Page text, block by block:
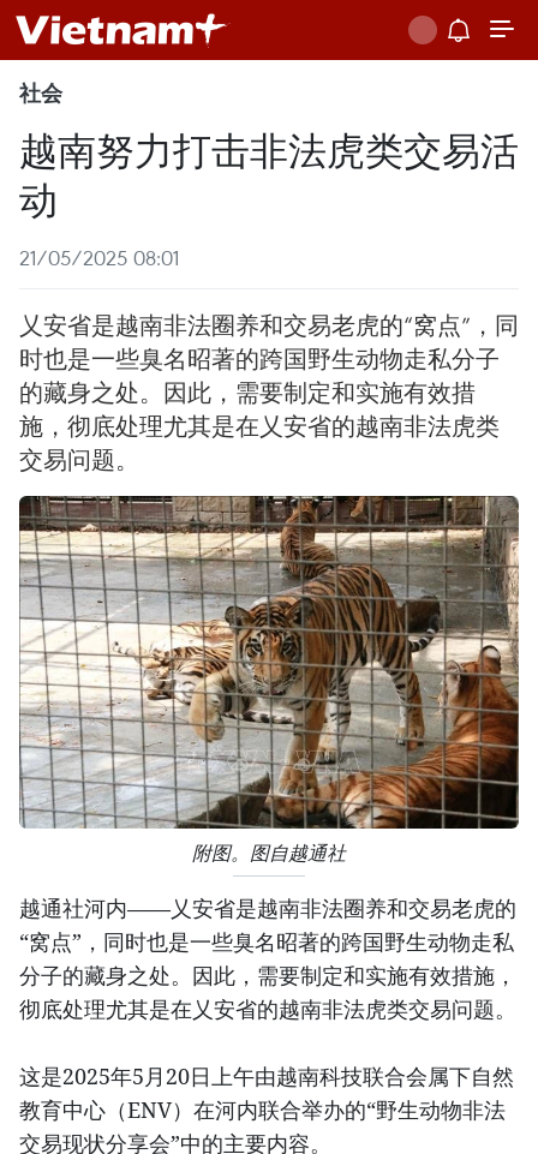
社会
越南努力打击非法虎类交易活
动
21/05/2025 08:01
乂安省是越南非法圈养和交易老虎的“窝点”，同
时也是一些臭名昭著的跨国野生动物走私分子
的藏身之处。因此，需要制定和实施有效措
施，彻底处理尤其是在乂安省的越南非法虎类
交易问题。
附图。图自越通社
越通社河内——乂安省是越南非法圈养和交易老虎的
“窝点”，同时也是一些臭名昭著的跨国野生动物走私
分子的藏身之处。因此，需要制定和实施有效措施，
彻底处理尤其是在乂安省的越南非法虎类交易问题。
这是2025年5月20日上午由越南科技联合会属下自然
教育中心（ENV）在河内联合举办的“野生动物非法
交易现状分享会”中的主要内容。